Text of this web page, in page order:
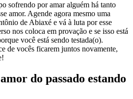
sofrendo por amar alguém há tanto
amor. Agende agora mesmo uma
de Abiaxé e vá à luta por esse
nos coloca em provação e se isso está
você está sendo testada(o).
de vocês ficarem juntos novamente,
do passado estando